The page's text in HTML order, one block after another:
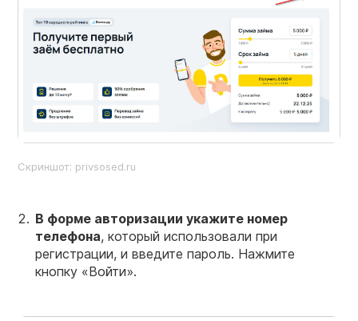
Скриншот: privsosed.ru
В форме авторизации укажите номер
телефона, который использовали при
регистрации, и введите пароль. Нажмите
кнопку «Войти».